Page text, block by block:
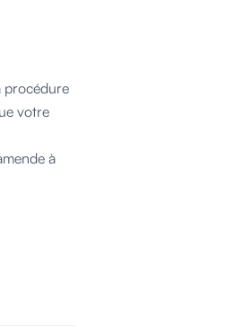
procédure
votre
à